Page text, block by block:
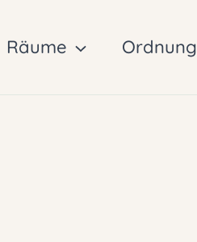
Räume Ordnung